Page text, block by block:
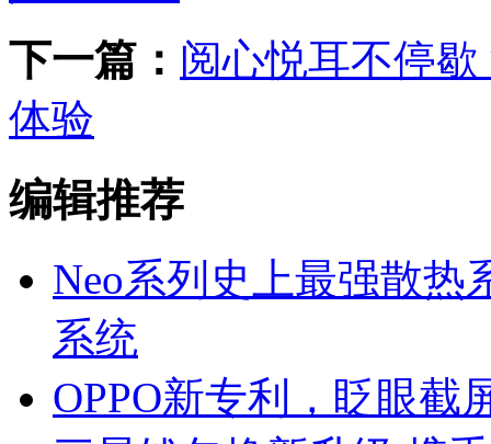
下一篇： 阅心悦耳不停
体验
编辑推荐
Neo系列史上最强散热
系统
OPPO新专利，眨眼截